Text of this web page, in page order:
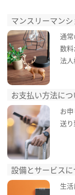
マンスリーマンシ
通
数料
法
お支払い方法につ
お
送り
設備とサービスに
生